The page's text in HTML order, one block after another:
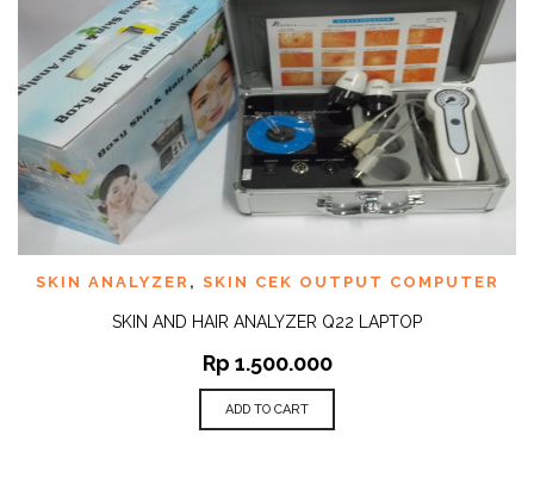
SKIN ANALYZER , SKIN CEK OUTPUT COMPUTER
SKIN AND HAIR ANALYZER Q22 LAPTOP
Rp 1.500.000
ADD TO CART